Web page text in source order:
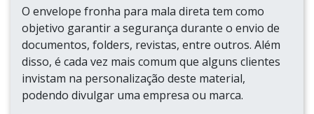
O envelope fronha para mala direta tem como
objetivo garantir a segurança durante o envio de
documentos, folders, revistas, entre outros. Além
disso, é cada vez mais comum que alguns clientes
invistam na personalização deste material,
podendo divulgar uma empresa ou marca.